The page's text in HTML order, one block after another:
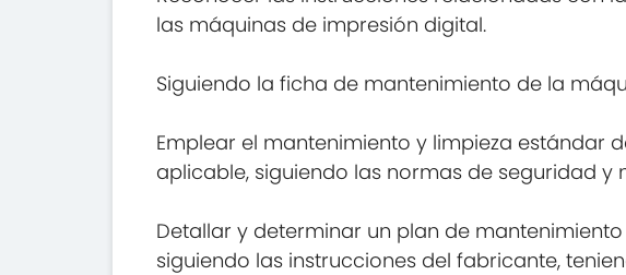
las máquinas de impresión digital.
Siguiendo la ficha de mantenimiento de la
Emplear el mantenimiento y limpieza estándar
aplicable, siguiendo las normas de seguridad y
Detallar y determinar un plan de
siguiendo las instrucciones del fabricante,